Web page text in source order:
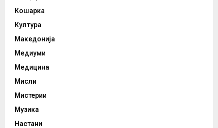
Кошарка
Култура
Македонија
Медиуми
Медицина
Мисли
Мистерии
Музика
Настани